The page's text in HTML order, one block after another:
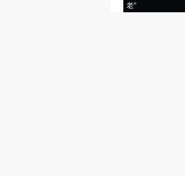
老”